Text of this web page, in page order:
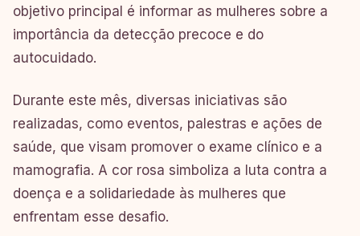
objetivo principal é informar as mulheres sobre a
importância da detecção precoce e do
autocuidado.
Durante este mês, diversas iniciativas são
realizadas, como eventos, palestras e ações de
saúde, que visam promover o exame clínico e a
mamografia. A cor rosa simboliza a luta contra a
doença e a solidariedade às mulheres que
enfrentam esse desafio.